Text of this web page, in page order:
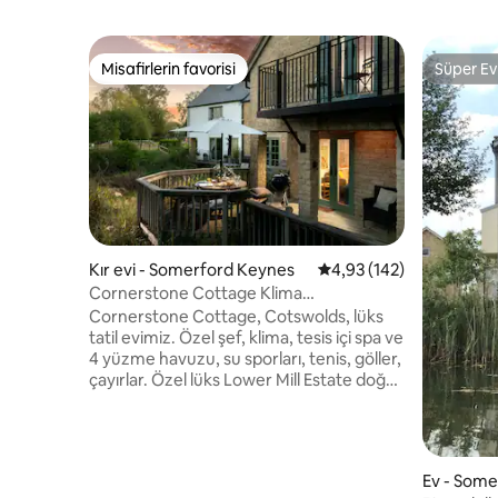
Misafirlerin favorisi
Misafirlerin favorisi
Kır evi - Somerford Keynes 5 üzerinden ortalama
4,93 (142)
Cornerstone Cottage Klima
LowerMillEstate Cotswolds
Cornerstone Cottage, Cotswolds, lüks
tatil evimiz. Özel şef, klima, tesis içi spa ve
4 yüzme havuzu, su sporları, tenis, göller,
çayırlar. Özel lüks Lower Mill Estate doğa
Süper
Süper
Ev -